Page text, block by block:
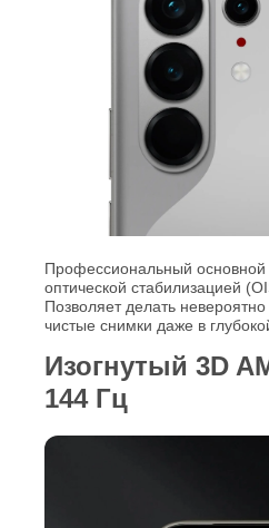
Профессиональный основной
оптической стабилизацией
Позволяет делать
чистые снимки даже в
Изогнутый 3D
144 Гц